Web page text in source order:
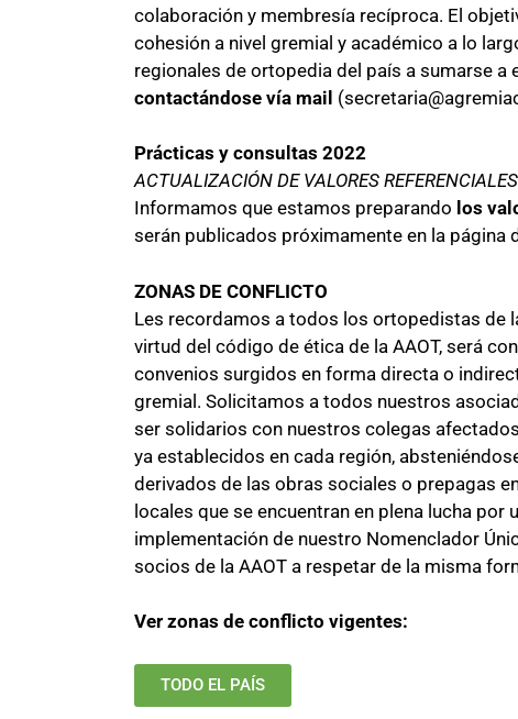
colaboración y membresía recíproca. El
cohesión a nivel gremial y académico a lo
regionales de ortopedia del país a sumarse a
contactándose vía mail
Prácticas y consultas 2022
ACTUALIZACIÓN DE VALORES REFERENCIALES
Informamos que estamos preparando los
serán publicados próximamente en la página
ZONAS DE CONFLICTO
Les recordamos a todos los ortopedistas de
virtud del código de ética de la AAOT, será
convenios surgidos en forma directa o
gremial. Solicitamos a todos nuestros
ser solidarios con nuestros colegas
ya establecidos en cada región,
derivados de las obras sociales o prepagas
locales que se encuentran en plena lucha
implementación de nuestro Nomenclador
socios de la AAOT a respetar de la misma
Ver zonas de conflicto vigentes:
TODO EL PAÍS